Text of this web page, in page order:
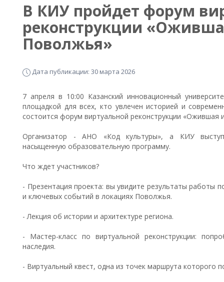
В КИУ пройдет форум
реконструкции
Поволжья»
Дата публикации: 30 марта 2026
7 апреля в 10:00 Казанский инновационный
площадкой для всех, кто увлечен историей и
состоится форум виртуальной реконструкции «Ожившая
Организатор - АНО «Код культуры», а КИУ
насыщенную образовательную программу.
Что ждет участников?
- Презентация проекта: вы увидите результаты работы
и ключевых событий в локациях Поволжья.
- Лекция об истории и архитектуре региона.
- Мастер-класс по виртуальной реконструкции:
наследия.
- Виртуальный квест, одна из точек маршрута которого